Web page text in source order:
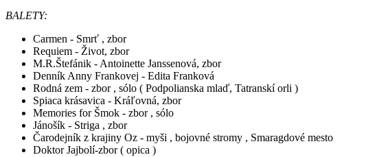
BALETY:
Carmen - Smrť , zbor
Requiem - Život, zbor
M.R.Štefánik - Antoinette Janssenová, zbor
Denník Anny Frankovej - Edita Franková
Rodná zem - zbor , sólo ( Podpolianska mlaď, Tatranskí orli )
Spiaca krásavica - Kráľovná, zbor
Memories for Šmok - zbor , sólo
Jánošík - Striga , zbor
Čarodejník z krajiny Oz - myši , bojovné stromy , Smaragdové mesto
Doktor Jajbolí-zbor ( opica )